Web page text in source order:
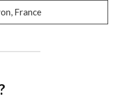
France